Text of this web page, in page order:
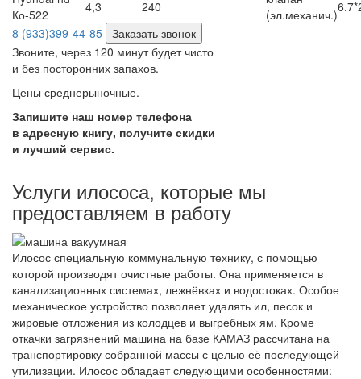
Ко-522
4,3 240
(эл.механич.)
8 (933)399-44-85 Заказать звонок
Звоните, через 120 минут будет чисто
и без посторонних запахов.
Цены среднерыночные.
Запишите наш номер телефона
в адресную книгу, получите скидки
и лучший сервис.
Услуги илососа, которые мы
предоставляем в работу
Илосос специальную коммунальную технику, с помощью
которой производят очистные работы. Она применяется в
канализационных системах, лежнёвках и водостоках. Особое
механическое устройство позволяет удалять ил, песок и
жировые отложения из колодцев и выгребных ям. Кроме
откачки загрязнений машина на базе КАМАЗ рассчитана на
транспортировку собранной массы с целью её последующей
утилизации. Илосос обладает следующими особенностями: